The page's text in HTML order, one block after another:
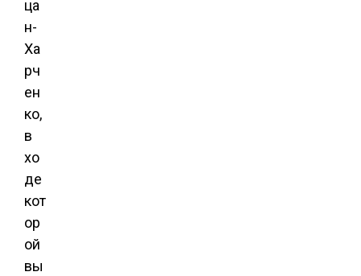
ца
н-
Ха
рч
ен
ко,
в
хо
де
кот
ор
ой
вы